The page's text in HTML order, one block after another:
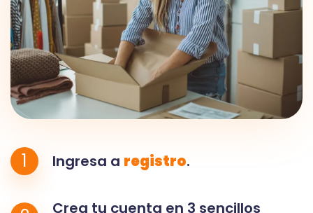
1 Ingresa a registro.
Crea tu cuenta en 3 sencillos